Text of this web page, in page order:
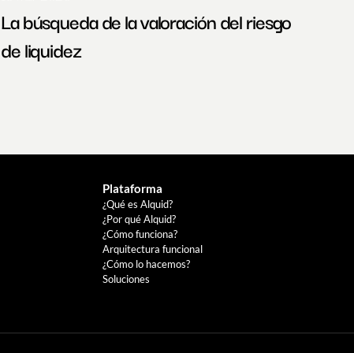
La búsqueda de la valoración del riesgo
de liquidez
Plataforma
¿Qué es Alquid?
¿Por qué Alquid?
¿Cómo funciona?
Arquitectura funcional
¿Cómo lo hacemos?
Soluciones